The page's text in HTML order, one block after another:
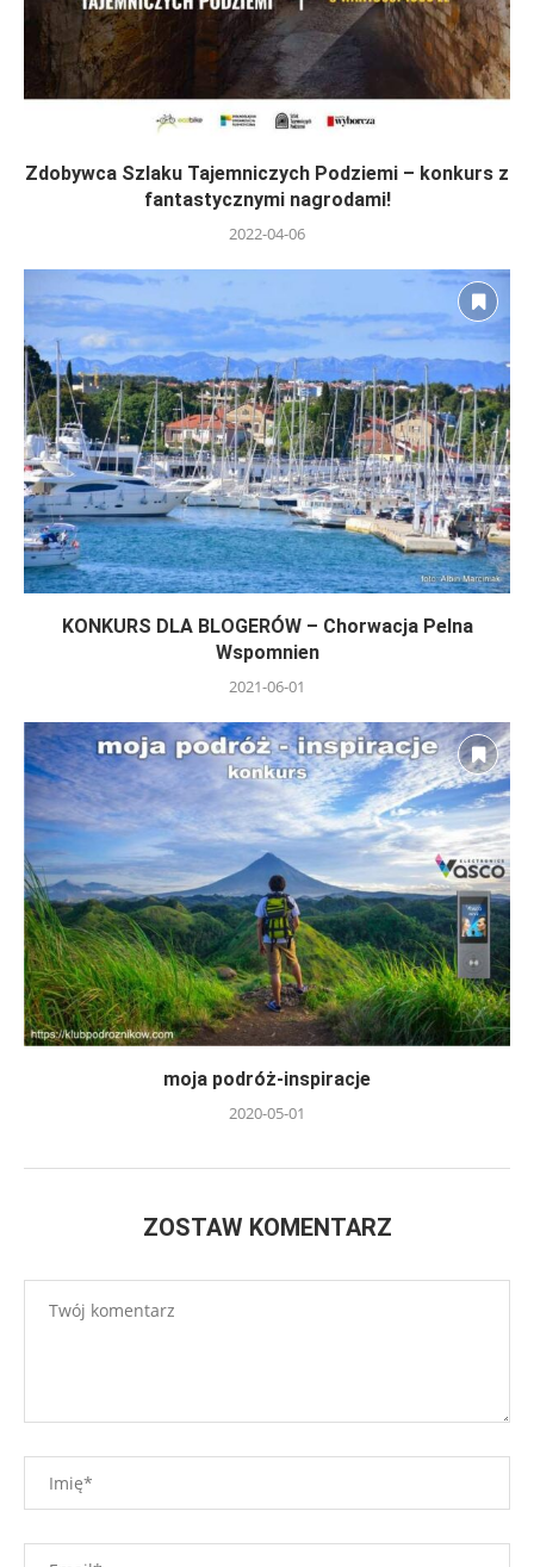
Zdobywca Szlaku Tajemniczych Podziemi – konkurs z
fantastycznymi nagrodami!
2022-04-06
KONKURS DLA BLOGERÓW – Chorwacja Pelna
Wspomnien
2021-06-01
moja podróż-inspiracje
2020-05-01
ZOSTAW KOMENTARZ